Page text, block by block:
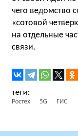
чего ведомство
«сотовой
на отдельные
связи.
Ростех 5G ГИС